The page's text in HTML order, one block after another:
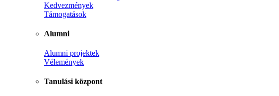
Kedvezmények
Támogatások
Alumni
Alumni projektek
Vélemények
Tanulási központ